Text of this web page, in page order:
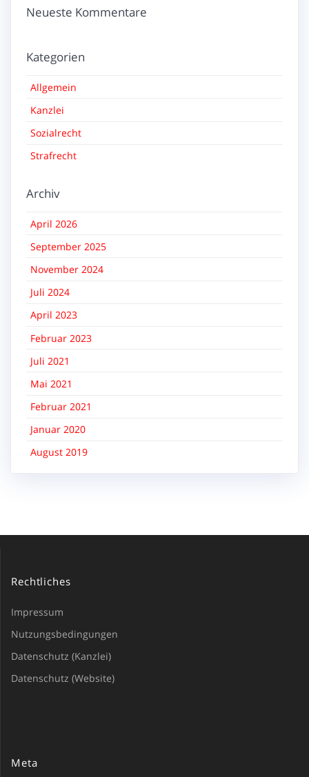
Neueste Kommentare
Kategorien
Allgemein
Kanzlei
Sozialrecht
Strafrecht
Archiv
April 2026
September 2025
November 2024
Juli 2024
April 2023
Februar 2023
Juli 2021
Mai 2021
Februar 2021
Januar 2020
August 2019
Rechtliches
Impressum
Nutzungsbedingungen
Datenschutz (Kanzlei)
Datenschutz (Website)
Meta